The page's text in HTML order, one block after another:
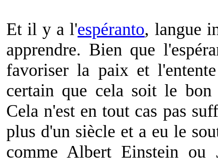
Et il y a l'espéranto, langue
apprendre. Bien que
favoriser la paix et
certain que cela soit le bon
Cela n'est en tout cas pas
plus d'un siècle et a eu le
comme Albert Einstein ou